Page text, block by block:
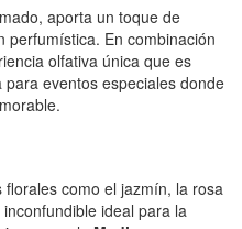
aporta un toque de
perfumística. En combinación
olfativa única que es
eventos especiales donde
como el jazmín, la rosa
ideal para la